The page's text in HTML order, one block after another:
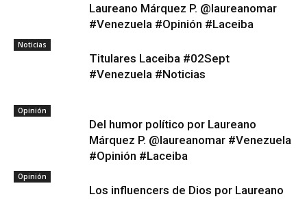
Laureano Márquez P. @laureanomar
#Venezuela #Opinión #Laceiba
Noticias
Titulares Laceiba #02Sept
#Venezuela #Noticias
Opinión
Del humor político por Laureano
Márquez P. @laureanomar #Venezuela
#Opinión #Laceiba
Opinión
Los influencers de Dios por Laureano